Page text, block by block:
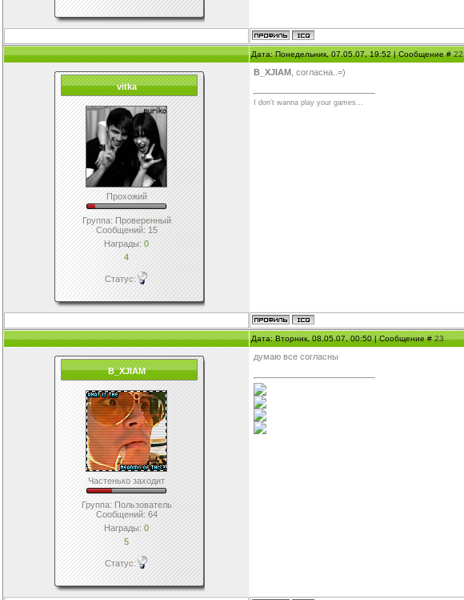
Дата: Понедельник, 07.05.07, 19:52 | Сообщение #22
vitka
Прохожий
Группа: Проверенный
Сообщений:15
Награды:0
4
Статус:
B_XJIAM , согласна..=)
I don't wanna play your games...
Дата: Вторник, 08.05.07, 00:50 | Сообщение #23
B_XJIAM
Частенько заходит
Группа: Пользователь
Сообщений:64
Награды:0
5
Статус:
думаю все согласны